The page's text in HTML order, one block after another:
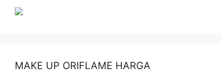
MAKE UP ORIFLAME HARGA